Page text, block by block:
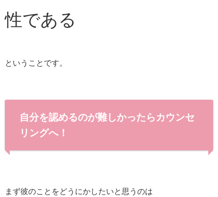
性である
ということです。
自分を認めるのが難しかったらカウンセ
リングへ！
まず彼のことをどうにかしたいと思うのは